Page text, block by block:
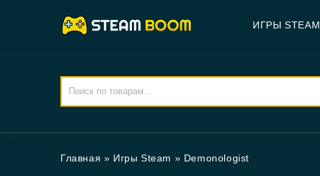
ИГРЫ STEAM
Главная » Игры Steam » Demonologist